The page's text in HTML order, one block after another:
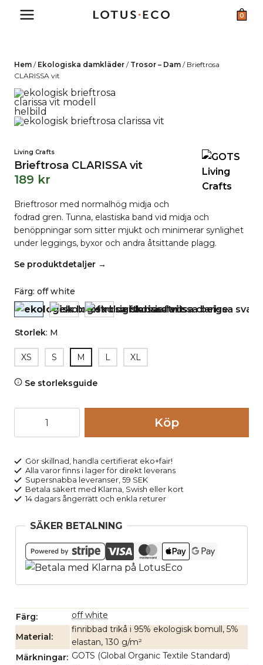
0
Hem / Ekologiska damkläder / Trosor – Dam / Brieftrosa
CLARISSA vit
Living Crafts
Brieftrosa CLARISSA vit
189 kr
Brieftrosor med normalhög midja och
fodrad gren. Tunna, elastiska band vid midja och
benöppningar som sitter mjukt och minimerar synlighet
under leggings, byxor och andra åtsittande plagg.
Se produktdetaljer →
Färg: off white
Storlek: M
XS S M L XL
Se storleksguide
CLARISSA
mängd
Köp
Gör skillnad, handla certifierat eko+fair!
Alla varor finns i lager för direkt leverans
Supersnabba leveranser, 59 SEK
Betala säkert med Klarna, Swish eller kort
14 dagars ångerrätt och enkla returer
SÄKER BETALNING
Färg off white
Material
finribbad trikå i 95% ekologisk bomull, 5%
elastan, 130 g/m²
Märkningar GOTS (Global Organic Textile Standard)